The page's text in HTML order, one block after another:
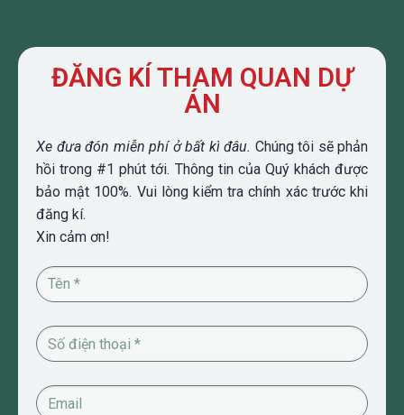
ĐĂNG KÍ THAM QUAN DỰ
ÁN
Xe đưa đón miễn phí ở bất kì đâu. Chúng tôi sẽ phản
hồi trong #1 phút tới. Thông tin của Quý khách được
bảo mật 100%. Vui lòng kiểm tra chính xác trước khi
đăng kí.
Xin cảm ơn!